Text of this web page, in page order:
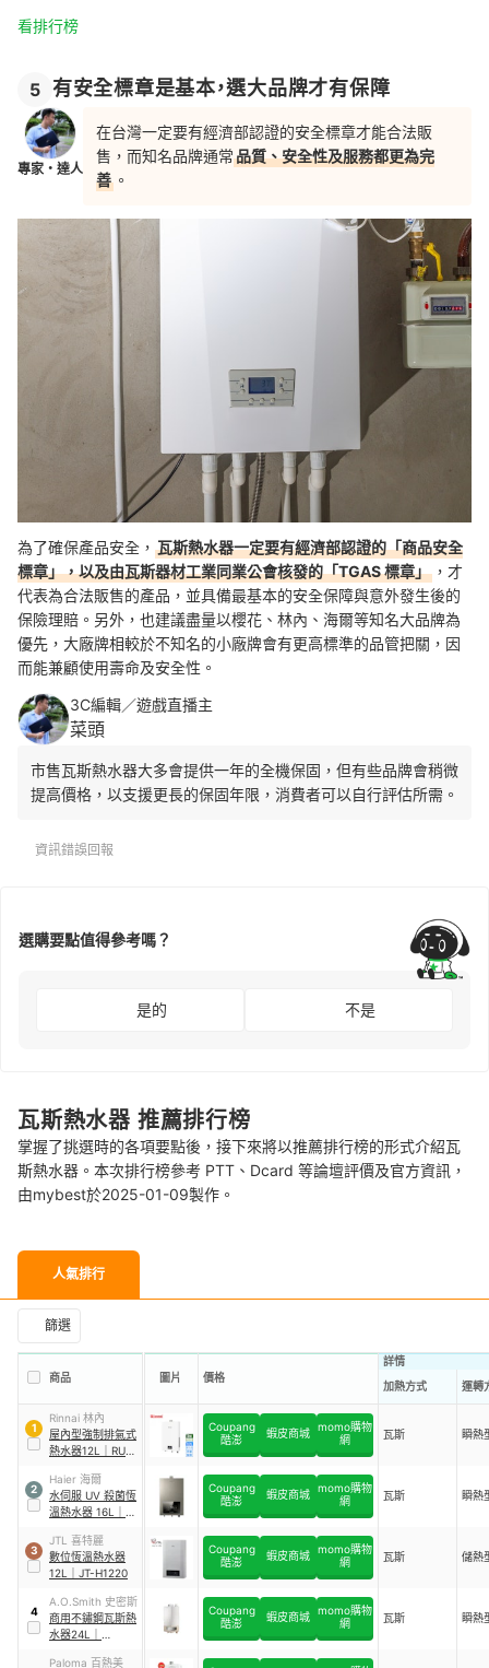
看排行榜
5 有安全標章是基本，選大品牌才有保障
專家・達人
在台灣一定要有經濟部認證的安全標章才能合法販
售，而知名品牌通常品質、安全性及服務都更為完
善 。
為了確保產品安全， 瓦斯熱水器一定要有經濟部認證的「商品安全
標章」，以及由瓦斯器材工業同業公會核發的「TGAS 標章」 ，才
代表為合法販售的產品，並具備最基本的安全保障與意外發生後的
保險理賠。另外，也建議盡量以櫻花、林內、海爾等知名大品牌為
優先，大廠牌相較於不知名的小廠牌會有更高標準的品管把關，因
而能兼顧使用壽命及安全性。
3C編輯／遊戲直播主
菜頭
市售瓦斯熱水器大多會提供一年的全機保固，但有些品牌會稍微
提高價格，以支援更長的保固年限，消費者可以自行評估所需。
資訊錯誤回報
選購要點值得參考嗎？
是的 不是
瓦斯熱水器 推薦排行榜
掌握了挑選時的各項要點後，接下來將以推薦排行榜的形式介紹瓦
斯熱水器。本次排行榜參考 PTT、Dcard 等論壇評價及官方資訊，
由mybest於2025-01-09製作。
人氣排行
篩選
商品 圖片 價格
詳情
加熱方式
運轉
1
Rinnai 林內
屋內型強制排氣式
熱水器12L
RUA-
Coupang
酷澎
蝦皮商城 momo購物
網
瓦斯 瞬熱
2
Haier 海爾
水伺服 UV 殺菌恆
溫熱水器 16L
Coupang
酷澎
蝦皮商城 momo購物
網
瓦斯 瞬熱
3
JTL 喜特麗
數位恆溫熱水器
12L
JT-H1220
Coupang
酷澎
蝦皮商城 momo購物
網
瓦斯 儲熱
4
A.O.Smith 史密斯
商用不鏽鋼瓦斯熱
水器24L
Coupang
酷澎
蝦皮商城 momo購物
網
瓦斯 瞬熱
Paloma 百熱美